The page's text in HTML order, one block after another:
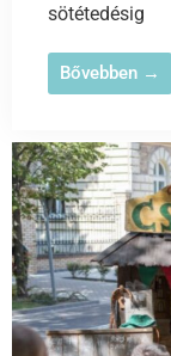
sötétedésig
Bővebben →